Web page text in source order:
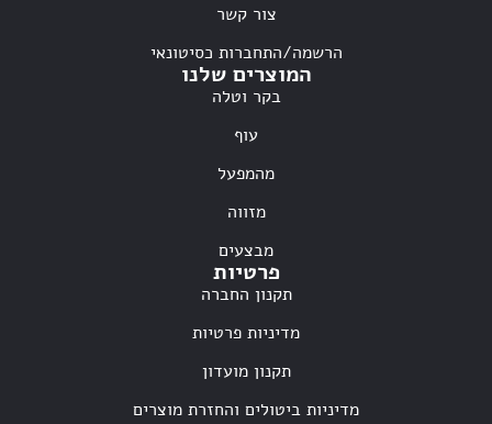
צור קשר
הרשמה/התחברות כסיטונאי
המוצרים שלנו
בקר וטלה
עוף
מהמפעל
מזווה
מבצעים
פרטיות
תקנון החברה
מדיניות פרטיות
תקנון מועדון
מדיניות ביטולים והחזרת מוצרים